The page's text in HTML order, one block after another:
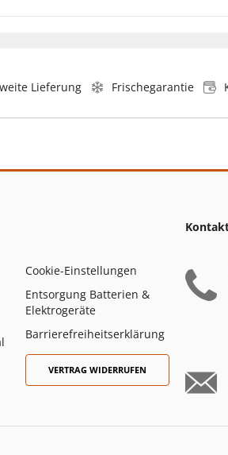
Lieferung Frischegarantie
Cookie-Einstellungen
Entsorgung Batterien &
Elektrogeräte
Barrierefreiheitserklärung
VERTRAG WIDERRUFEN